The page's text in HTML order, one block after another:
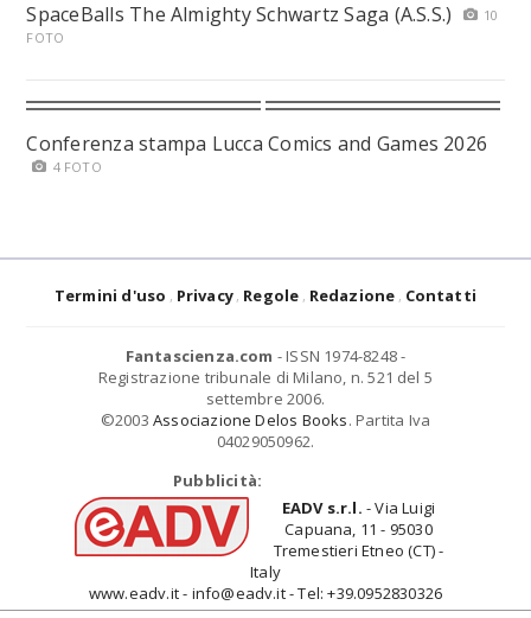
SpaceBalls The Almighty Schwartz Saga (A.S.S.)
10
FOTO
Conferenza stampa Lucca Comics and Games 2026
4 FOTO
Termini d'uso Privacy Regole Redazione Contatti
Fantascienza.com - ISSN 1974-8248 -
Registrazione tribunale di Milano, n. 521 del 5
settembre 2006.
©2003 Associazione Delos Books. Partita Iva
04029050962.
Pubblicità:
EADV s.r.l. - Via Luigi
Capuana, 11 - 95030
Tremestieri Etneo (CT) -
Italy
www.eadv.it - info@eadv.it - Tel: +39.0952830326